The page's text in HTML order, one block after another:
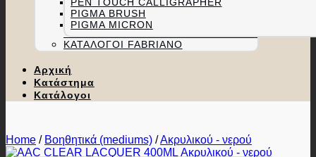
PEN TOUCH CALLIGRAPHER
PIGMA BRUSH
PIGMA MICRON
ΚΑΤΆΛΟΓΟΙ FABRIANO
Αρχική
Κατάστημα
Κατάλογοι
Home / Βοηθητικά (mediums) /Ακρυλικού - νερού